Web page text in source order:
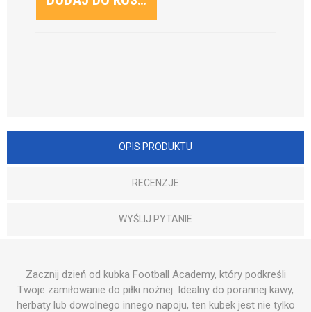
OPIS PRODUKTU
RECENZJE
WYŚLIJ PYTANIE
Zacznij dzień od kubka Football Academy, który podkreśli
Twoje zamiłowanie do piłki nożnej. Idealny do porannej kawy,
herbaty lub dowolnego innego napoju, ten kubek jest nie tylko